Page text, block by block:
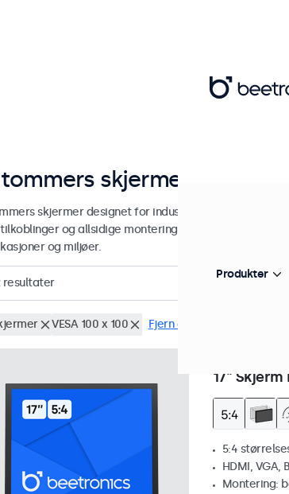
tommers skjermer
skjermer designet for industriell og kommersiell
og allsidige monteringsmuligheter, noe
og miljøer.
resultater
VESA 100 x 100 Fjern alle
17"
5:4
HDMI, VGA,
Montering:
Produkter